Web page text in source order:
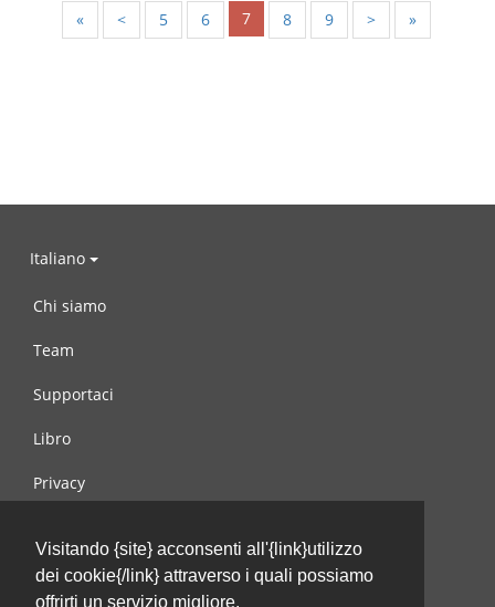
Visitando {site} acconsenti all'{link}utilizzo
dei cookie{/link} attraverso i quali possiamo
offrirti un servizio migliore.
« < 5 6 7 8 9 > »
Italiano
Chi siamo
Team
Supportaci
Libro
Privacy
Contattaci